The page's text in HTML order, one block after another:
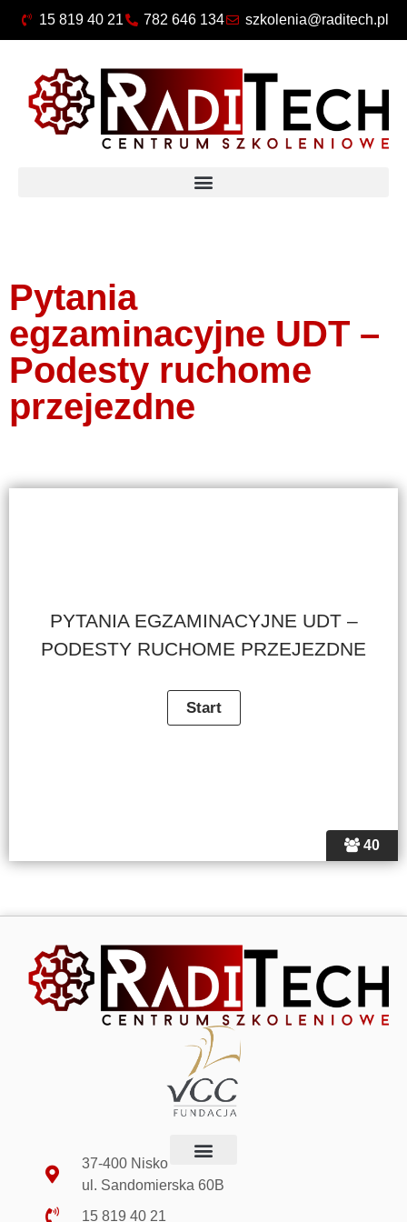
15 819 40 21 782 646 134 szkolenia@raditech.pl
Pytania
egzaminacyjne UDT –
Podesty ruchome
przejezdne
40
PYTANIA EGZAMINACYJNE UDT –
PODESTY RUCHOME PRZEJEZDNE
37-400 Nisko
ul. Sandomierska 60B
15 819 40 21